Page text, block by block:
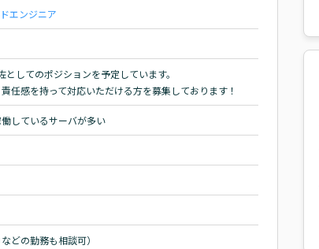
エンジニア
してのポジションを予定しています。
任感を持って対応いただける方を募集しております！
しているサーバが多い
どの勤務も相談可）